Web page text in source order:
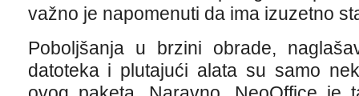
važno je napomenuti da ima izuzetno
Poboljšanja u brzini obrade,
datoteka i plutajući alata su samo